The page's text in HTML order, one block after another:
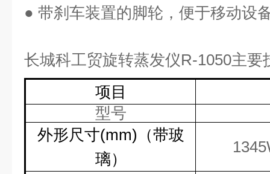
● 带刹车装置的脚轮，便于移动设
长城科工贸旋转蒸发仪R-1050主要
项目
型号
外形尺寸(mm) （带玻
璃）